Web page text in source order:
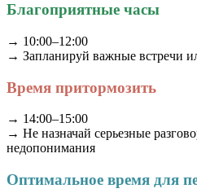
Благоприятные часы
→ 10:00–12:00
→ Запланируй важные встречи
Время притормозить
→ 14:00–15:00
→ Не назначай серьезные
недопонимания
Оптимальное время для